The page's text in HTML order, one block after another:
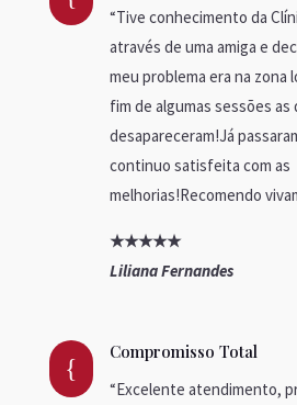
“Tive conhecimento da
através de uma amiga e
meu problema era na zona
fim de algumas sessões
desapareceram!Já
continuo satisfeita com as
melhorias!Recomendo
★★★★★
Liliana Fernandes
{
Compromisso Total
“Excelente atendimento,